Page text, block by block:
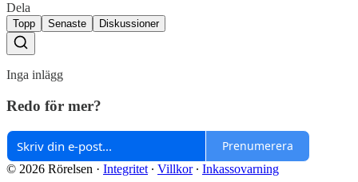
Dela
Topp Senaste Diskussioner
Inga inlägg
Redo för mer?
Prenumerera
© 2026 Rörelsen · Integritet ∙ Villkor∙ Inkassovarning